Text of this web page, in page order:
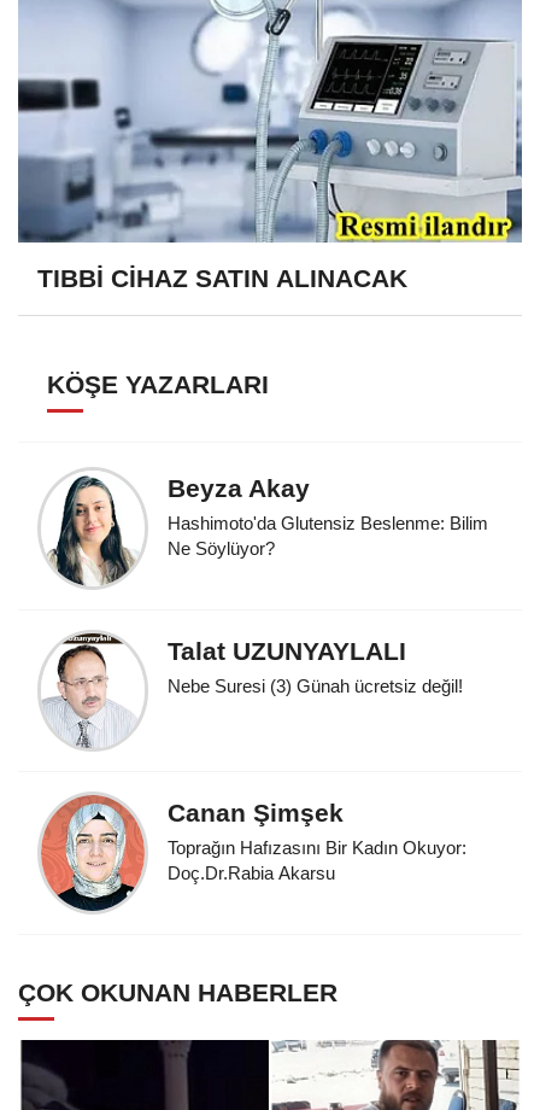
TIBBİ CİHAZ SATIN ALINACAK
KÖŞE YAZARLARI
Beyza Akay
Hashimoto'da Glutensiz Beslenme: Bilim
Ne Söylüyor?
Talat UZUNYAYLALI
Nebe Suresi (3) Günah ücretsiz değil!
Canan Şimşek
Toprağın Hafızasını Bir Kadın Okuyor:
Doç.Dr.Rabia Akarsu
ÇOK OKUNAN HABERLER